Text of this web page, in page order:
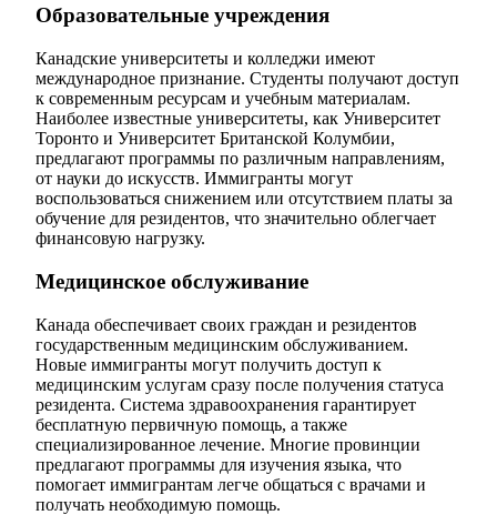
Образовательные учреждения
Канадские университеты и колледжи имеют
международное признание. Студенты получают доступ
к современным ресурсам и учебным материалам.
Наиболее известные университеты, как Университет
Торонто и Университет Британской Колумбии,
предлагают программы по различным направлениям,
от науки до искусств. Иммигранты могут
воспользоваться снижением или отсутствием платы за
обучение для резидентов, что значительно облегчает
финансовую нагрузку.
Медицинское обслуживание
Канада обеспечивает своих граждан и резидентов
государственным медицинским обслуживанием.
Новые иммигранты могут получить доступ к
медицинским услугам сразу после получения статуса
резидента. Система здравоохранения гарантирует
бесплатную первичную помощь, а также
специализированное лечение. Многие провинции
предлагают программы для изучения языка, что
помогает иммигрантам легче общаться с врачами и
получать необходимую помощь.